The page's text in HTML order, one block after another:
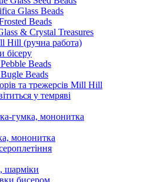
Glass Beads
Beads
& Crystal Treasures
Hill (ручна работа)
бісеру
Beads
Beads
та трежерсів Mill Hill
у темряві
гумка, мононитка
мононитка
шарміки
бисером